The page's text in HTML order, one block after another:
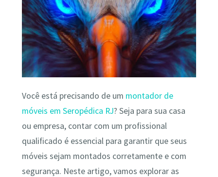
Você está precisando de um montador de
móveis em Seropédica RJ? Seja para sua casa
ou empresa, contar com um profissional
qualificado é essencial para garantir que seus
móveis sejam montados corretamente e com
segurança. Neste artigo, vamos explorar as